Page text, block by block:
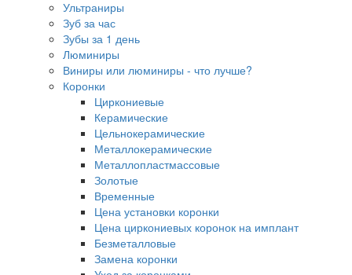
Ультраниры
Зуб за час
Зубы за 1 день
Люминиры
Виниры или люминиры - что лучше?
Коронки
Циркониевые
Керамические
Цельнокерамические
Металлокерамические
Металлопластмассовые
Золотые
Временные
Цена установки коронки
Цена циркониевых коронок на имплант
Безметалловые
Замена коронки